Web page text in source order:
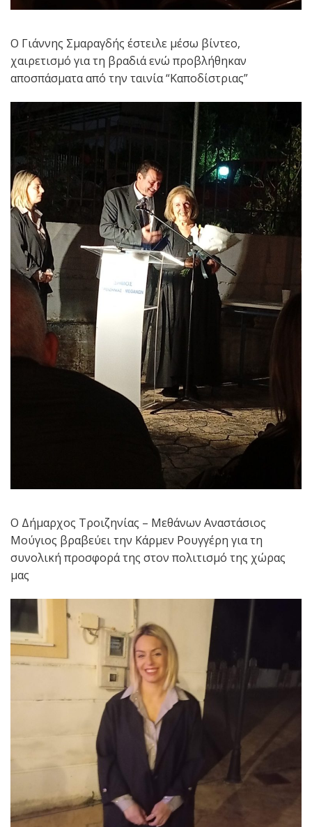
Ο Γιάννης Σμαραγδής έστειλε μέσω βίντεο,
χαιρετισμό για τη βραδιά ενώ προβλήθηκαν
αποσπάσματα από την ταινία “Καποδίστριας”
Ο Δήμαρχος Τροιζηνίας – Μεθάνων Αναστάσιος
Μούγιος βραβεύει την Κάρμεν Ρουγγέρη για τη
συνολική προσφορά της στον πολιτισμό της χώρας
μας